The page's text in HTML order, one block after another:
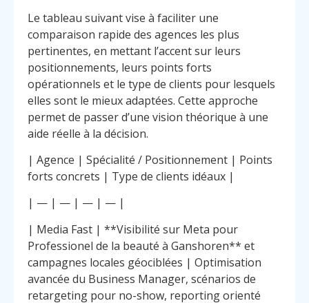
Le tableau suivant vise à faciliter une
comparaison rapide des agences les plus
pertinentes, en mettant l’accent sur leurs
positionnements, leurs points forts
opérationnels et le type de clients pour lesquels
elles sont le mieux adaptées. Cette approche
permet de passer d’une vision théorique à une
aide réelle à la décision.
| Agence | Spécialité / Positionnement | Points
forts concrets | Type de clients idéaux |
| — | — | — | — |
| Media Fast | **Visibilité sur Meta pour
Professionel de la beauté à Ganshoren** et
campagnes locales géociblées | Optimisation
avancée du Business Manager, scénarios de
retargeting pour no-show, reporting orienté